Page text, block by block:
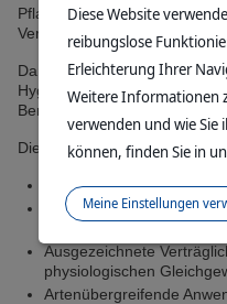
Pflanzenextrakte
Vera Gels verbindet.
Dank seiner Originalrezeptur
Hygiene des Gehörgangs
Berücksichtigung der
Die Vorteile:
Tägliche Ohrhygiene von
Natürliche Inhaltsstoffe:
Ausgezeichnete
physiologischen
Artenübergreifende
Diese Website
reibungslose
Erleichterung Ihrer
Weitere Informationen
verwenden und wie
können, finden Sie in
Meine Einstellungen